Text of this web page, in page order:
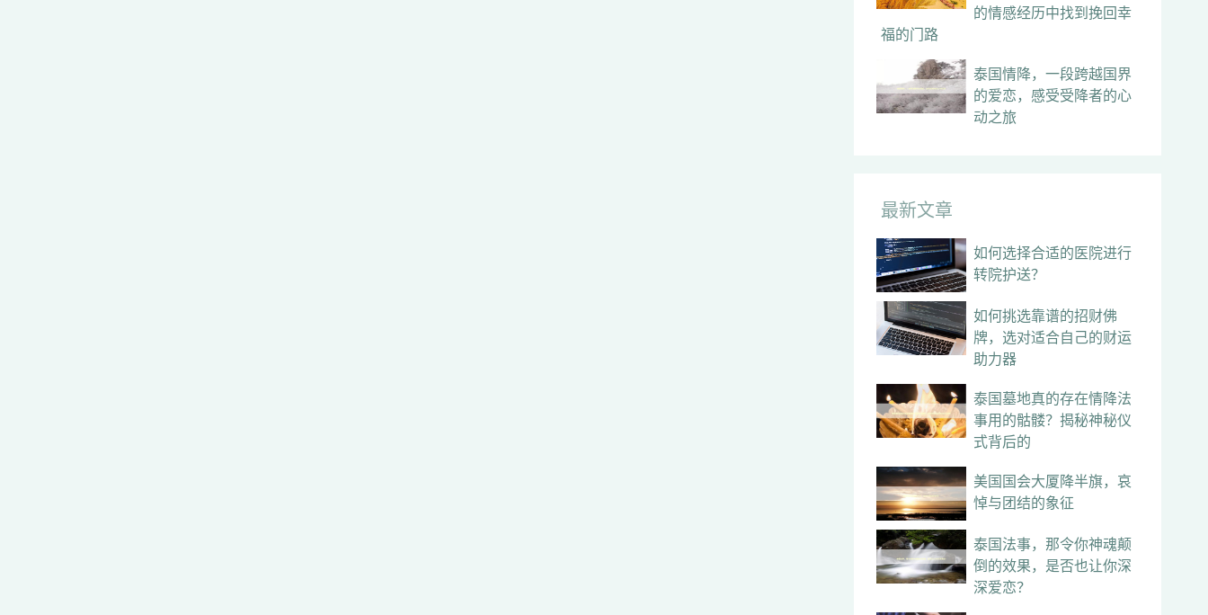
的情感经历中找到挽回幸
福的门路
泰国情降，一段跨越国界
的爱恋，感受受降者的心
动之旅
最新文章
如何选择合适的医院进行
转院护送？
如何挑选靠谱的招财佛
牌，选对适合自己的财运
助力器
泰国墓地真的存在情降法
事用的骷髅？揭秘神秘仪
式背后的
美国国会大厦降半旗，哀
悼与团结的象征
泰国法事，那令你神魂颠
倒的效果，是否也让你深
深爱恋？